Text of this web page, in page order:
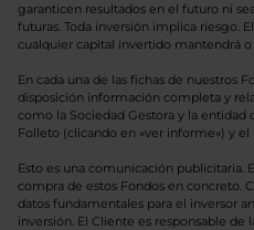
garanticen resultados en el futuro ni
futuras. Toda inversión implica riesgo.
cualquier capital invertido mantendrá o
En cada una de las fichas de nuestros
disposición información completa y
como la Sociedad Gestora y la
Folleto (clicando en «ver informe») y el
Esto es una comunicación publicitaria.
compra de estos Fondos en concreto.
datos fundamentales para el inversor
inversión. El Cliente es responsable de